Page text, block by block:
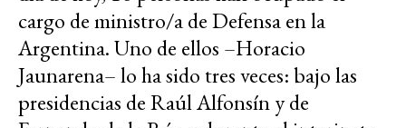
cargo de ministro/a de Defensa en la
Argentina. Uno de ellos –Horacio
Jaunarena– lo ha sido tres veces: bajo las
presidencias de Raúl Alfonsín y de